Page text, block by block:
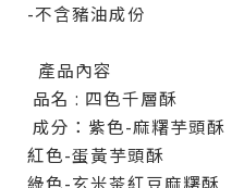
-不含豬油成份
產品內容
品名 : 四色千層酥
成分：紫色-麻糬芋頭酥
紅色-蛋黃芋頭酥
綠色-玄米茶紅豆麻糬酥